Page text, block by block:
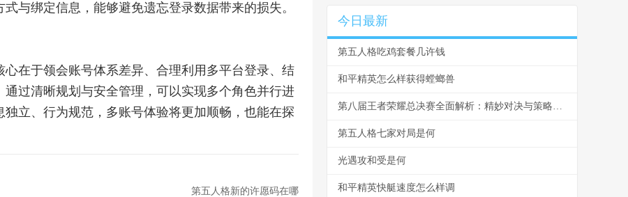
与绑定信息，能够避免遗忘登录数据带来的损失。
在于领会账号体系差异、合理利用多平台登录、结
过清晰规划与安全管理，可以实现多个角色并行进
立、行为规范，多账号体验将更加顺畅，也能在探
第五人格新的许愿码在哪
今日最新
第五人格吃鸡套餐几许钱
和平精英怎么样获得螳螂兽
第八届王者荣耀总决赛全面解析：精妙对决与策略运用
第五人格七家对局是何
光遇攻和受是何
和平精英快艇速度怎么样调